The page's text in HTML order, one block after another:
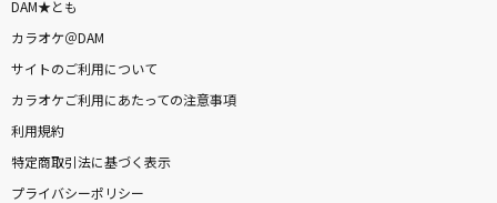
DAM★とも
カラオケ＠DAM
サイトのご利用について
カラオケご利用にあたっての注意事項
利用規約
特定商取引法に基づく表示
プライバシーポリシー